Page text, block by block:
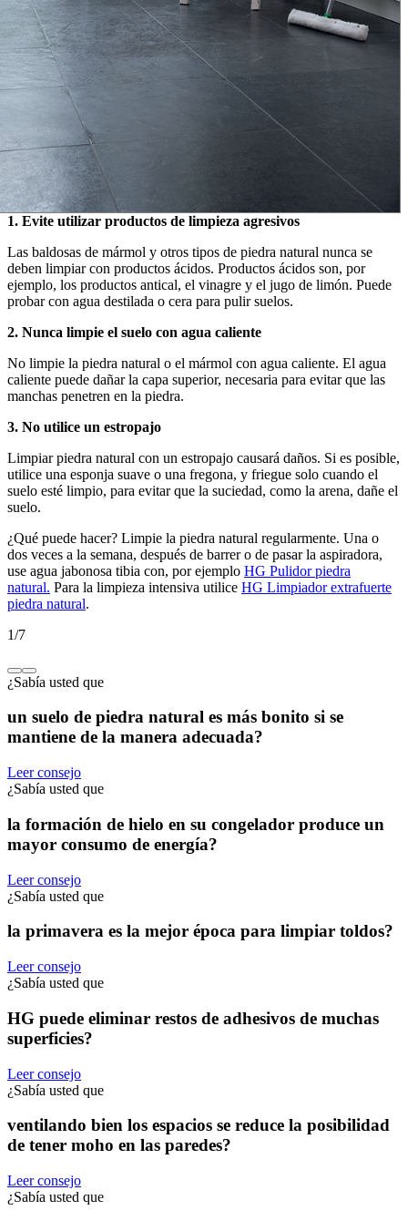
1. Evite utilizar productos de limpieza agresivos
Las baldosas de mármol y otros tipos de piedra natural nunca se
deben limpiar con productos ácidos. Productos ácidos son, por
ejemplo, los productos antical, el vinagre y el jugo de limón. Puede
probar con agua destilada o cera para pulir suelos.
2. Nunca limpie el suelo con agua caliente
No limpie la piedra natural o el mármol con agua caliente. El agua
caliente puede dañar la capa superior, necesaria para evitar que las
manchas penetren en la piedra.
3. No utilice un estropajo
Limpiar piedra natural con un estropajo causará daños. Si es posible,
utilice una esponja suave o una fregona, y friegue solo cuando el
suelo esté limpio, para evitar que la suciedad, como la arena, dañe el
suelo.
¿Qué puede hacer? Limpie la piedra natural regularmente. Una o
dos veces a la semana, después de barrer o de pasar la aspiradora,
use agua jabonosa tibia con, por ejemplo HG Pulidor piedra
natural. Para la limpieza intensiva utilice HG Limpiador extrafuerte
piedra natural.
1/7
¿Sabía usted que
un suelo de piedra natural es más bonito si se
mantiene de la manera adecuada?
Leer consejo
¿Sabía usted que
la formación de hielo en su congelador produce un
mayor consumo de energía?
Leer consejo
¿Sabía usted que
la primavera es la mejor época para limpiar toldos?
Leer consejo
¿Sabía usted que
HG puede eliminar restos de adhesivos de muchas
superficies?
Leer consejo
¿Sabía usted que
ventilando bien los espacios se reduce la posibilidad
de tener moho en las paredes?
Leer consejo
¿Sabía usted que